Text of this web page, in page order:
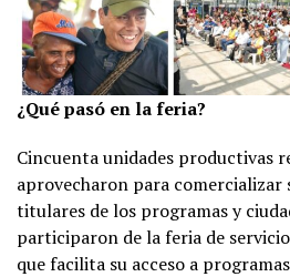
¿Qué pasó en la feria?
Cincuenta unidades productivas
aprovecharon para comercializar
titulares de los programas y
participaron de la feria de
que facilita su acceso a